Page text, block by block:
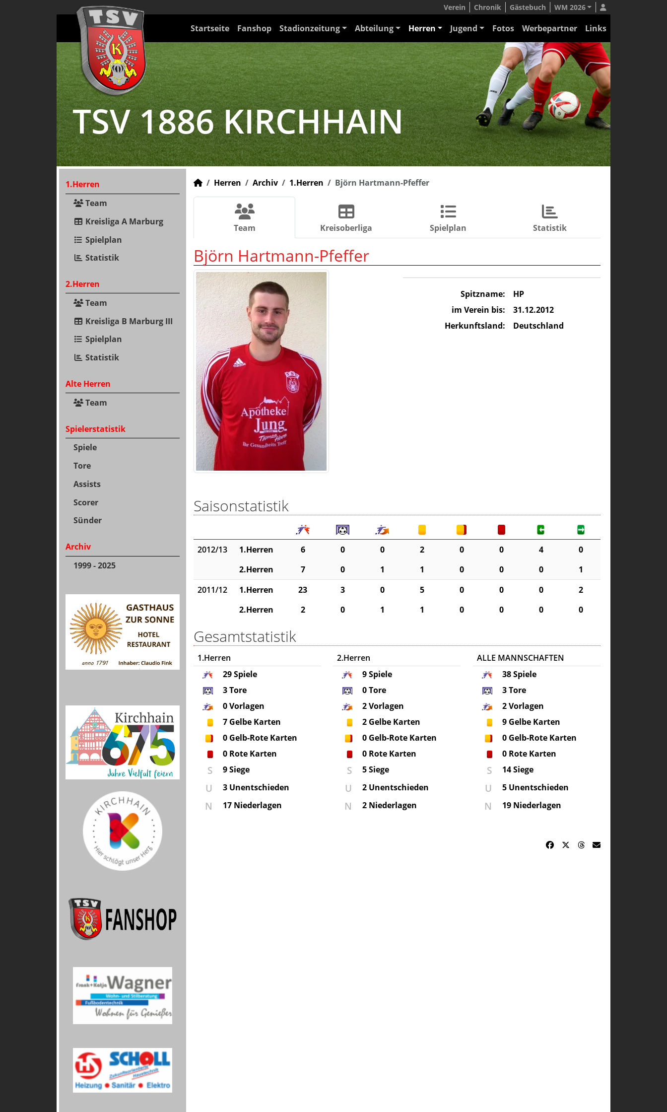
Verein Chronik Gästebuch WM 2026
Startseite Fanshop Stadionzeitung Abteilung Herren Jugend Fotos Werbepartner Links
TSV 1886 KIRCHHAIN
1.Herren
Team
Kreisliga A Marburg
Spielplan
Statistik
2.Herren
Team
Kreisliga B Marburg III
Spielplan
Statistik
Alte Herren
Team
Spielerstatistik
Spiele
Tore
Assists
Scorer
Sünder
Archiv
1999 - 2025
Herren Archiv 1.Herren Björn Hartmann-Pfeffer
Team Kreisoberliga Spielplan Statistik
Björn Hartmann-Pfeffer
Spitzname:
HP
im Verein bis:
31.12.2012
Herkunftsland:
Deutschland
Saisonstatistik
2012/13 1.Herren 6 0 0 2 0 0 4
0
2.Herren
7 0 1 1 0 0 0
1
2011/12
1.Herren 23 3 0 5 0 0 0
2
2.Herren
2 0 1 1 0 0 0 0
Gesamtstatistik
1.Herren
29Spiele
3Tore
0Vorlagen
7 Gelbe Karten
0 Gelb-Rote Karten
0 Rote Karten
S 9 Siege
U 3 Unentschieden
N 17 Niederlagen
2.Herren
9Spiele
0Tore
2Vorlagen
2 Gelbe Karten
0 Gelb-Rote Karten
0 Rote Karten
S 5 Siege
U 2 Unentschieden
N 2 Niederlagen
ALLE MANNSCHAFTEN
38Spiele
3Tore
2Vorlagen
9Gelbe Karten
0Gelb-Rote Karten
0Rote Karten
S 14 Siege
U 5 Unentschieden
N 19 Niederlagen